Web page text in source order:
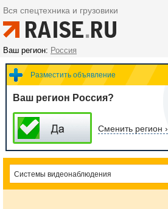
Вся спецтехника и грузовики
Ваш регион: Россия
Разместить объявление
Ваш регион Россия?
Сменить регион ›